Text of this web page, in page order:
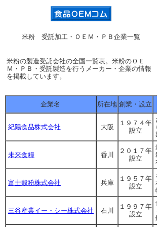
米粉 受託加工・ＯＥＭ・ＰＢ企業一覧
米粉の製造受託会社の全国一覧表。米粉のＯＥ
Ｍ・ＰＢ・受託製造を行うメーカー・企業の情報
を掲載しています。
企業名 所在地 創業・設立
紀陽食品株式会社 大阪
１９７４年
設立
未来食糧 香川
２０１７年
設立
富士穀粉株式会社 兵庫
１９５７年
設立
三谷産業イー・シー株式会社 石川
１９９７年
設立